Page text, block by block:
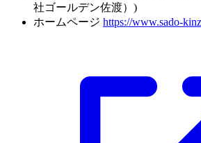
社ゴールデン佐渡）)
ホームページ https://www.sado-